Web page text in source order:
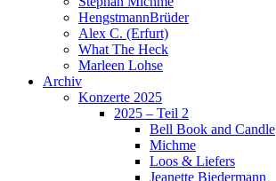
HengstmannBrüder
Alex C. (Erfurt)
What The Heck
Marleen Lohse
Archiv
Konzerte 2025
2025 – Teil 2
Bell Book and Candle
Michme
Loos & Liefers
Jeanette Biedermann